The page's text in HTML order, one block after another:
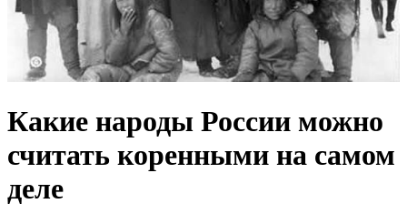
Какие народы России можно
считать коренными на самом
деле